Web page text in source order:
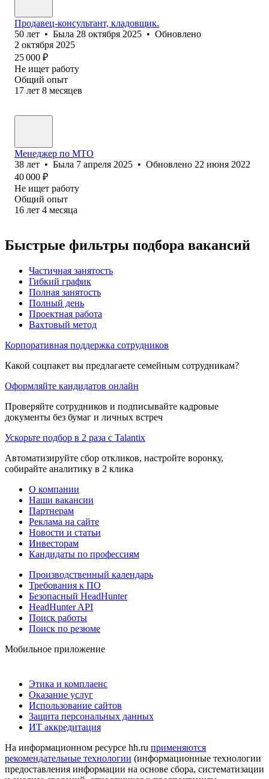
Продавец-консультант, кладовщик.
50 лет • Была 28 октября 2025 • Обновлено
2 октября 2025
25 000 ₽
Не ищет работу
Общий опыт
17 лет 8 месяцев
Менеджер по МТО
38 лет • Была 7 апреля 2025 • Обновлено 22 июня 2022
40 000 ₽
Не ищет работу
Общий опыт
16 лет 4 месяца
Быстрые фильтры подбора вакансий
Частичная занятость
Гибкий график
Полная занятость
Полный день
Проектная работа
Вахтовый метод
Корпоративная поддержка сотрудников
Какой соцпакет вы предлагаете семейным сотрудникам?
Оформляйте кандидатов онлайн
Проверяйте сотрудников и подписывайте кадровые
документы без бумаг и личных встреч
Ускорьте подбор в 2 раза с Talantix
Автоматизируйте сбор откликов, настройте воронку,
собирайте аналитику в 2 клика
О компании
Наши вакансии
Партнерам
Реклама на сайте
Новости и статьи
Инвесторам
Кандидаты по профессиям
Производственный календарь
Требования к ПО
Безопасный HeadHunter
HeadHunter API
Поиск работы
Поиск по резюме
Мобильное приложение
Этика и комплаенс
Оказание услуг
Использование сайтов
Защита персональных данных
ИТ аккредитация
На информационном ресурсе hh.ru применяются
рекомендательные технологии (информационные технологии
предоставления информации на основе сбора, систематизации